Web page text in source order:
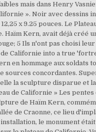
mais dans Henry
». Noir avec dessins
x 9.25 pouces. Le
Haïm Kern, avait déjà
5 Ils n'ont pas choisi
Californie into a true
en hommage aux soldats
sources concordantes.
la sculpture disparue et
de Californie » Les pentes
de Haïm Kern,
de Craonne, ce lieu
le monument était